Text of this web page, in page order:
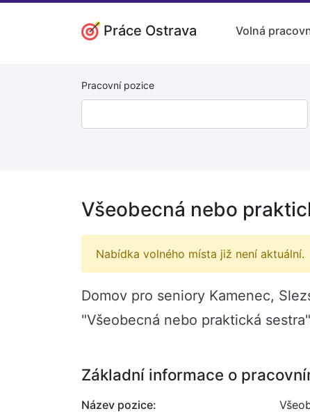
Práce Ostrava Volná
Pracovní pozice
Všeobecná nebo
Nabídka volného místa již není aktuální.
Domov pro seniory Kamenec,
"Všeobecná nebo praktická
Základní informace o
Název pozice: